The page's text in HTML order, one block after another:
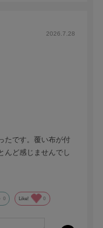
2026.7.28
たです。覆い布が付
んど感じませんでし
0 Like! 0